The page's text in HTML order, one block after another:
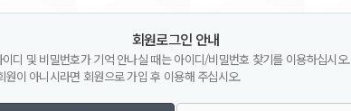
회원로그인 안내
디 및 비밀번호가 기억 안나실 때는 아이디/비밀번호 찾기를 이용하십시오.
원이 아니시라면 회원으로 가입 후 이용해 주십시오.